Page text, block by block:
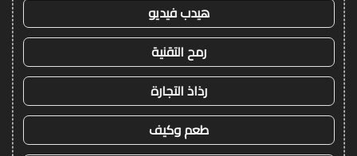
هيدب فيديو
رمح التقنية
رذاذ التجارة
طعم وكيف